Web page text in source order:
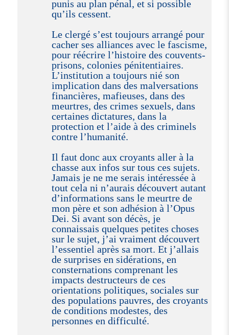
punis au plan pénal, et si possible
qu’ils cessent.
Le clergé s’est toujours arrangé pour
cacher ses alliances avec le fascisme,
pour réécrire l’histoire des couvents-
prisons, colonies pénitentiaires.
L’institution a toujours nié son
implication dans des malversations
financières, mafieuses, dans des
meurtres, des crimes sexuels, dans
certaines dictatures, dans la
protection et l’aide à des criminels
contre l’humanité.
Il faut donc aux croyants aller à la
chasse aux infos sur tous ces sujets.
Jamais je ne me serais intéressée à
tout cela ni n’aurais découvert autant
d’informations sans le meurtre de
mon père et son adhésion à l’Opus
Dei. Si avant son décès, je
connaissais quelques petites choses
sur le sujet, j’ai vraiment découvert
l’essentiel après sa mort. Et j’allais
de surprises en sidérations, en
consternations comprenant les
impacts destructeurs de ces
orientations politiques, sociales sur
des populations pauvres, des croyants
de conditions modestes, des
personnes en difficulté.